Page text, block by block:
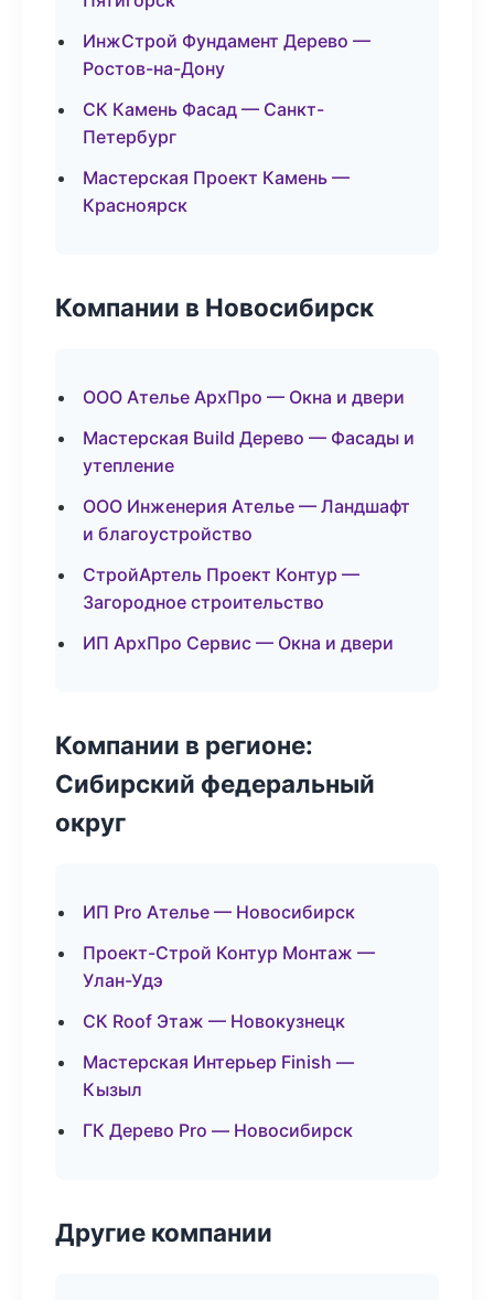
ИнжСтрой Фундамент Дерево —
Ростов-на-Дону
СК Камень Фасад — Санкт-
Петербург
Мастерская Проект Камень —
Красноярск
Компании в Новосибирск
ООО Ателье АрхПро — Окна и двери
Мастерская Build Дерево — Фасады и
утепление
ООО Инженерия Ателье — Ландшафт
и благоустройство
СтройАртель Проект Контур —
Загородное строительство
ИП АрхПро Сервис — Окна и двери
Компании в регионе:
Сибирский федеральный
округ
ИП Pro Ателье — Новосибирск
Проект-Строй Контур Монтаж —
Улан-Удэ
СК Roof Этаж — Новокузнецк
Мастерская Интерьер Finish —
Кызыл
ГК Дерево Pro — Новосибирск
Другие компании